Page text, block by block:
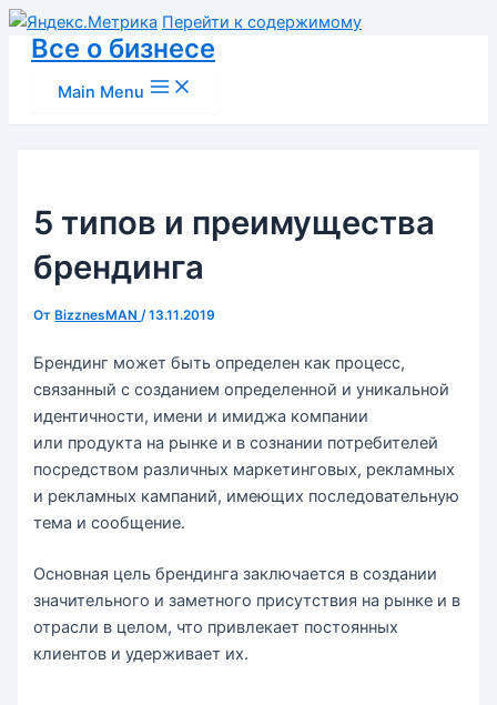
Перейти к содержимому
Все о бизнесе
Main Menu
5 типов и преимущества
брендинга
От BizznesMAN/13.11.2019
Брендинг может быть определен как процесс,
связанный с созданием определенной и уникальной
идентичности, имени и имиджа компании
или продукта на рынке и в сознании потребителей
посредством различных маркетинговых, рекламных
и рекламных кампаний, имеющих последовательную
тема и сообщение.
Основная цель брендинга заключается в создании
значительного и заметного присутствия на рынке и в
отрасли в целом, что привлекает постоянных
клиентов и удерживает их.